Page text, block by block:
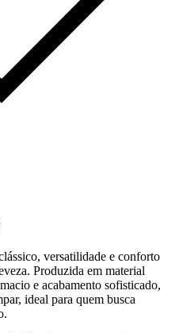
versatilidade e conforto
Produzida em material
e acabamento sofisticado,
ideal para quem busca